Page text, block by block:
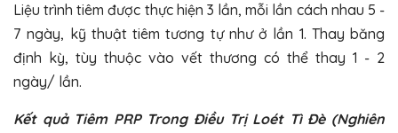
Liệu trình tiêm được thực hiện 3 lần, mỗi lần cách nhau 5 -
7 ngày, kỹ thuật tiêm tương tự như ở lần 1. Thay băng
định kỳ, tùy thuộc vào vết thương có thể thay 1 - 2
ngày/ lần.
Kết quả Tiêm PRP Trong Điều Trị Loét Tì Đè (Nghiên